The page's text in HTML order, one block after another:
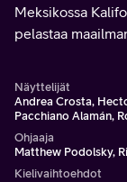
Meksikossa
pelastaa
Näyttelijät
Andrea Crosta,
Pacchiano Alamán,
Ohjaaja
Matthew Podolsky,
Kielivaihtoehdot